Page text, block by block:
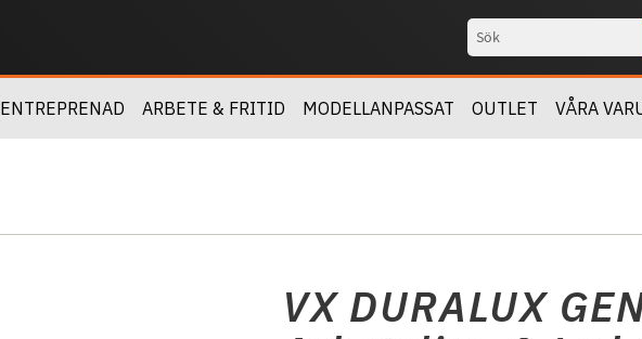
ENTREPRENAD ARBETE & FRITID MODELLANPASSAT OUTLET VÅRA
VX DURALUX